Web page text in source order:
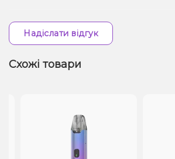
Надіслати відгук
Схожі товари